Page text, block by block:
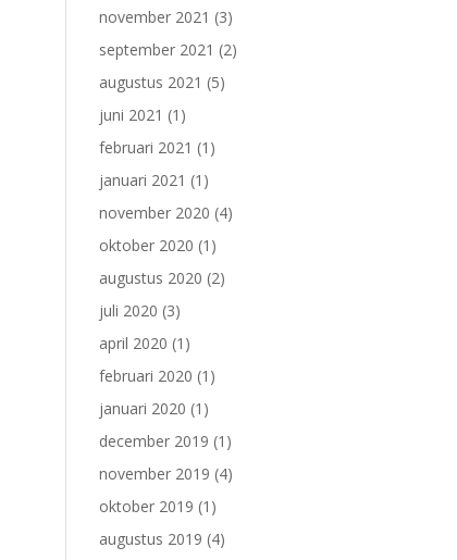
november 2021 (3)
september 2021 (2)
augustus 2021 (5)
juni 2021 (1)
februari 2021 (1)
januari 2021 (1)
november 2020 (4)
oktober 2020 (1)
augustus 2020 (2)
juli 2020 (3)
april 2020 (1)
februari 2020 (1)
januari 2020 (1)
december 2019 (1)
november 2019 (4)
oktober 2019 (1)
augustus 2019 (4)